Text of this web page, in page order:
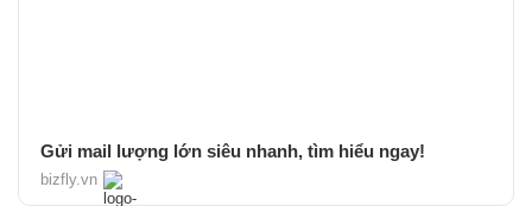
Gửi mail lượng lớn siêu nhanh, tìm hiểu ngay!
bizfly.vn